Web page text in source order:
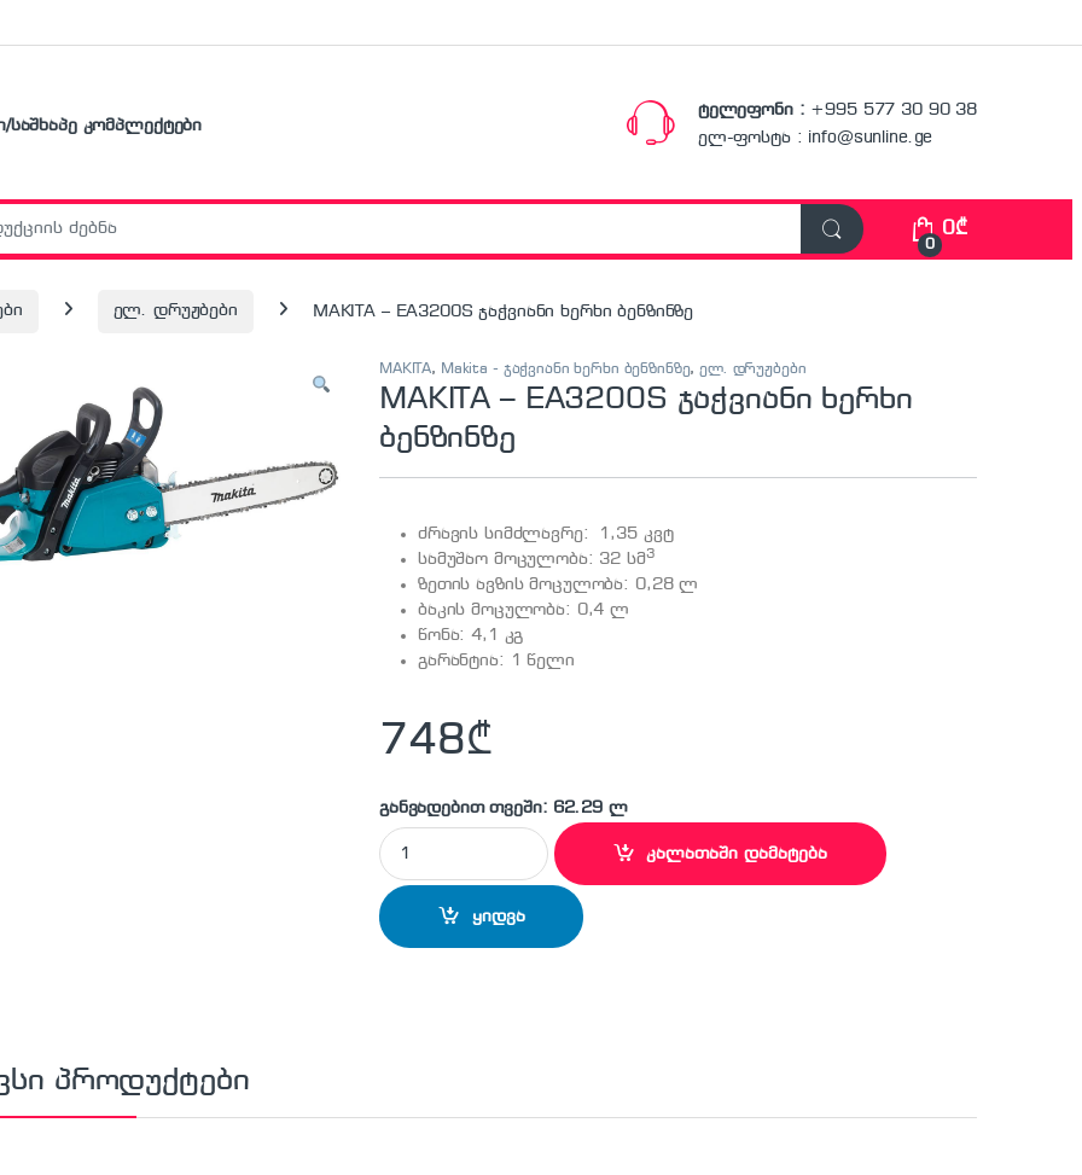
საშხაპე კომპლექტები
ტელეფონი : +995 577 30 90 38
ელ-ფოსტა : info@sunline.ge
0
0₾
ელ. დრუჟბები MAKITA – EA3200S ჯაჭვიანი ხერხი ბენზინზე
MAKITA, Makita - ჯაჭვიანი ხერხი ბენზინზე,ელ. დრუჟბები
MAKITA – EA3200S ჯაჭვიანი ხერხი
ბენზინზე
ძრავის სიმძლავრე: 1,35 კვტ
სამუშაო მოცულობა: 32 სმ3
ზეთის ავზის მოცულობა: 0,28 ლ
ბაკის მოცულობა: 0,4 ლ
წონა: 4,1 კგ
გარანტია: 1 წელი
748₾
განვადებით თვეში: 62.29 ლ
MAKITA - EA3200S ჯაჭვიანი ხერხი ბენზინზე quantity
კალათაში დამატება
ყიდვა
პროდუქტები